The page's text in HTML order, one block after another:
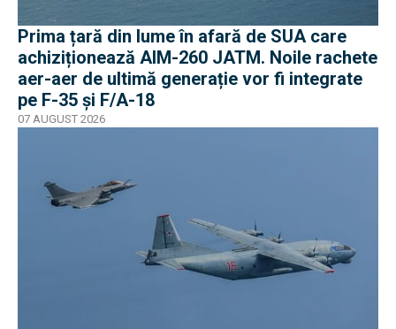
Prima țară din lume în afară de SUA care
achiziționează AIM-260 JATM. Noile rachete
aer-aer de ultimă generație vor fi integrate
pe F-35 și F/A-18
07 AUGUST 2026